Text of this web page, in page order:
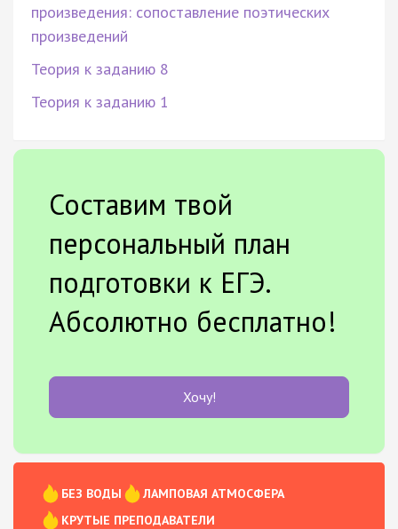
произведения: сопоставление поэтических
произведений
Теория к заданию 8
Теория к заданию 1
Составим твой
персональный план
подготовки к ЕГЭ.
Абсолютно бесплатно!
Хочу!
БЕЗ ВОДЫ
ЛАМПОВАЯ АТМОСФЕРА
КРУТЫЕ ПРЕПОДАВАТЕЛИ